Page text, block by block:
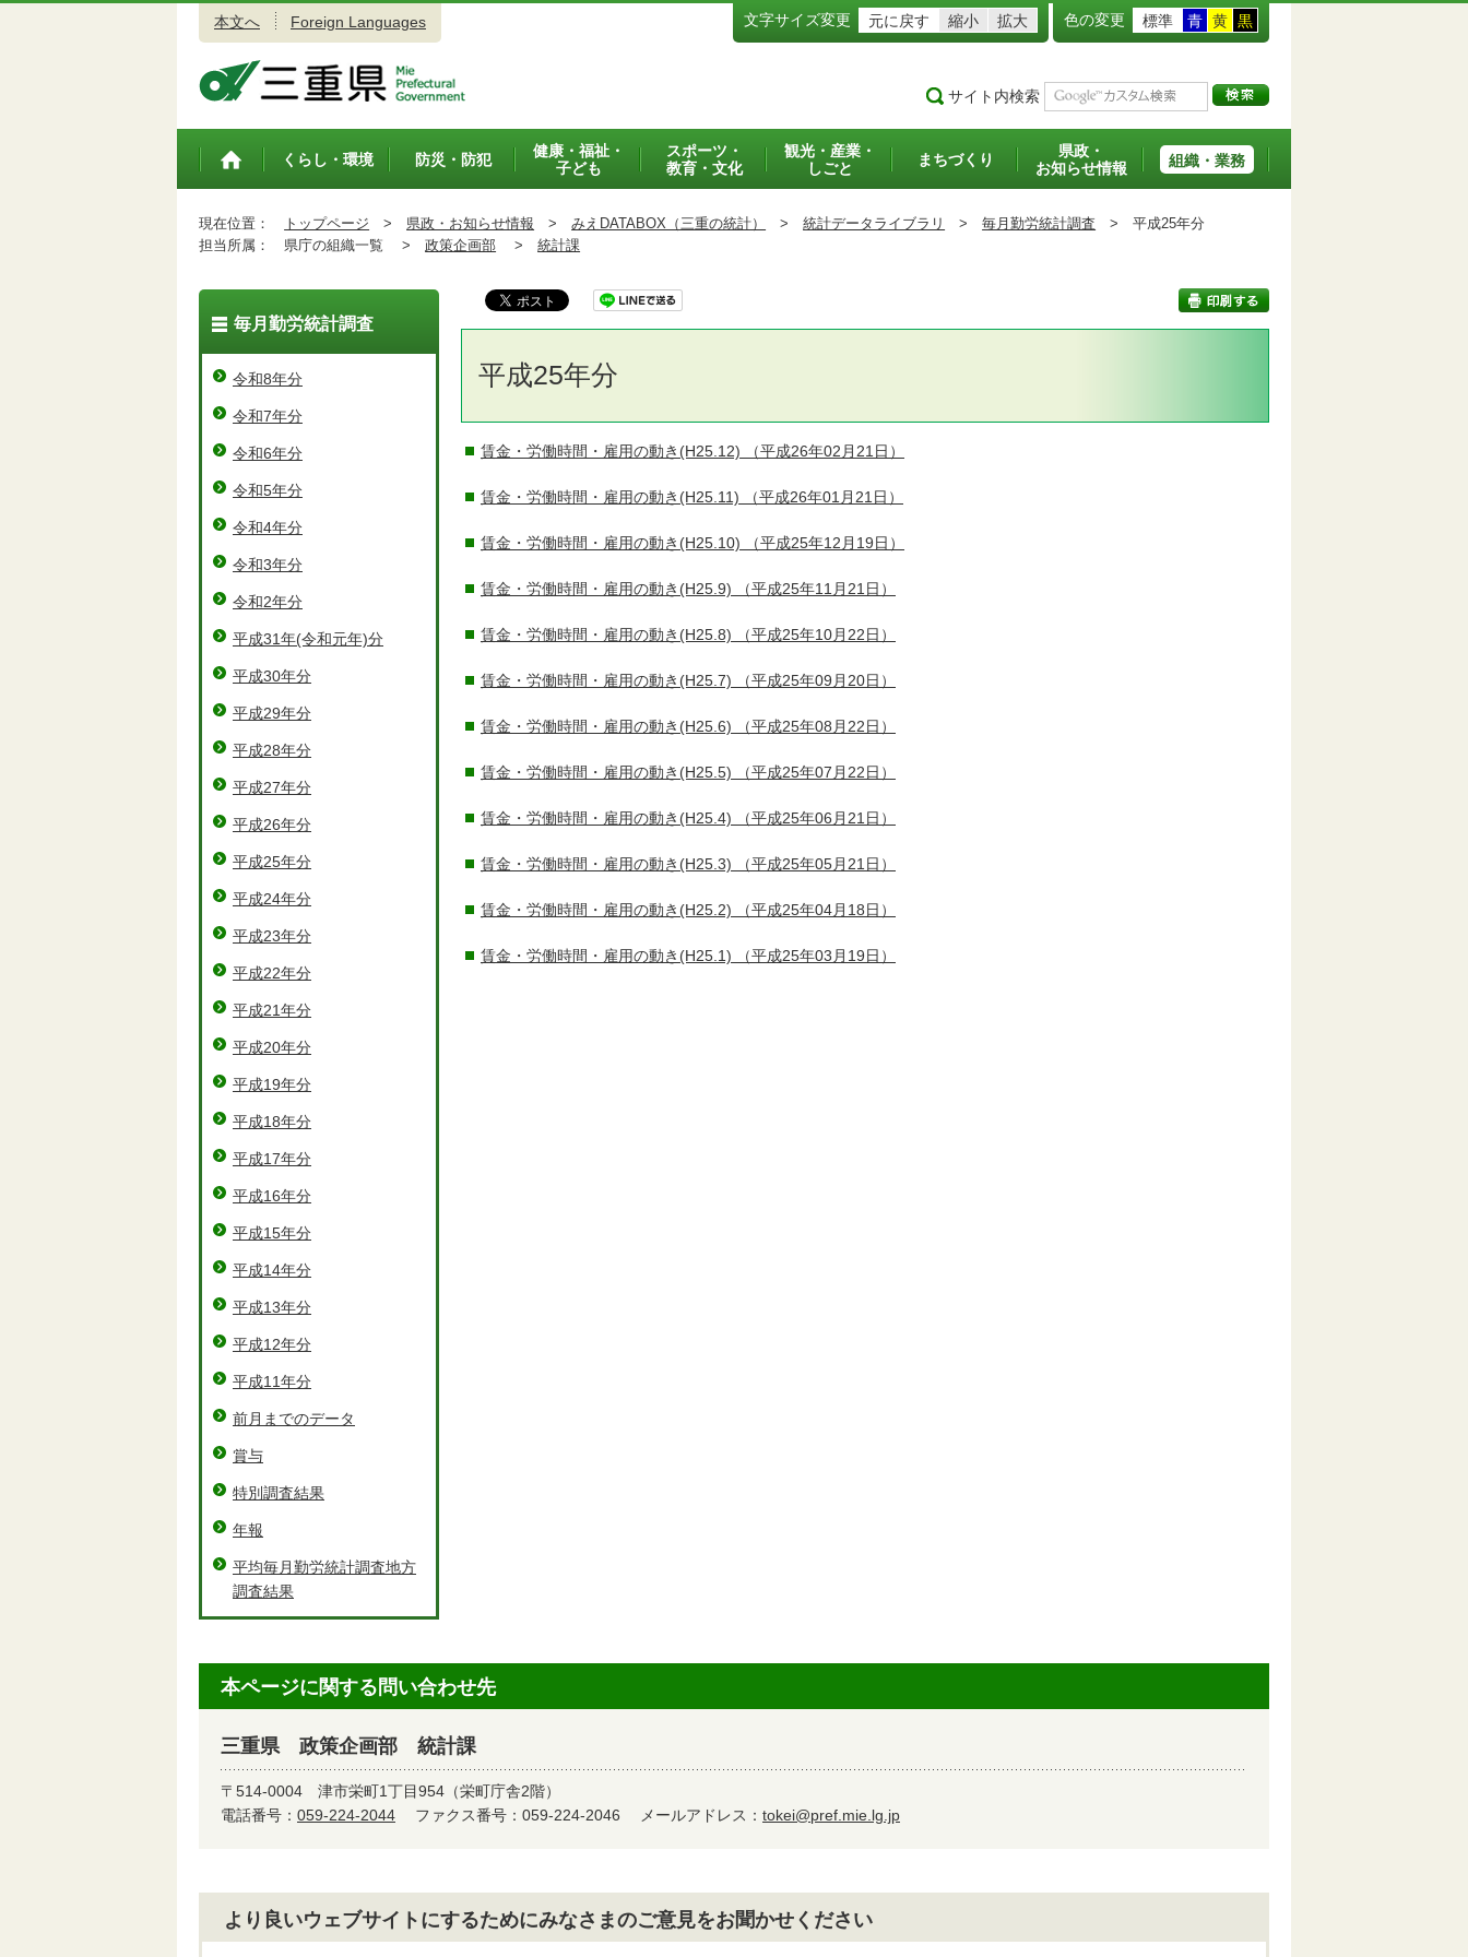
本文へ Foreign Languages 文字サイズ変更 元に戻す 縮小 拡大 色の変更 標準 青 黄 黒
サイト内検索
トップペ
くらし・環境 防災・防犯
健康・福祉・
子ども
スポーツ・
教育・文化
観光・産業・
しごと
まちづくり
県政・
お知らせ情報
組織・業務
現在位置： トップページ > 県政・お知らせ情報 > みえDATABOX（三重の統計） > 統計データライブラリ > 毎月勤労統計調査 > 平成25年分
担当所属：
県庁の組織一覧 > 政策企画部 > 統計課
平成25年分
賃金・労働時間・雇用の動き(H25.12) （平成26年02月21日）
賃金・労働時間・雇用の動き(H25.11) （平成26年01月21日）
賃金・労働時間・雇用の動き(H25.10) （平成25年12月19日）
賃金・労働時間・雇用の動き(H25.9) （平成25年11月21日）
賃金・労働時間・雇用の動き(H25.8) （平成25年10月22日）
賃金・労働時間・雇用の動き(H25.7) （平成25年09月20日）
賃金・労働時間・雇用の動き(H25.6) （平成25年08月22日）
賃金・労働時間・雇用の動き(H25.5) （平成25年07月22日）
賃金・労働時間・雇用の動き(H25.4) （平成25年06月21日）
賃金・労働時間・雇用の動き(H25.3) （平成25年05月21日）
賃金・労働時間・雇用の動き(H25.2) （平成25年04月18日）
賃金・労働時間・雇用の動き(H25.1) （平成25年03月19日）
毎月勤労統計調査
令和8年分
令和7年分
令和6年分
令和5年分
令和4年分
令和3年分
令和2年分
平成31年(令和元年)分
平成30年分
平成29年分
平成28年分
平成27年分
平成26年分
平成25年分
平成24年分
平成23年分
平成22年分
平成21年分
平成20年分
平成19年分
平成18年分
平成17年分
平成16年分
平成15年分
平成14年分
平成13年分
平成12年分
平成11年分
前月までのデータ
賞与
特別調査結果
年報
平均毎月勤労統計調査地方
調査結果
本ページに関する問い合わせ先
三重県 政策企画部 統計課
〒514-0004 津市栄町1丁目954（栄町庁舎2階）
電話番号： 059-224-2044 ファクス番号：059-224-2046 メールアドレス： tokei@pref.mie.lg.jp
より良いウェブサイトにするためにみなさまのご意見をお聞かせください